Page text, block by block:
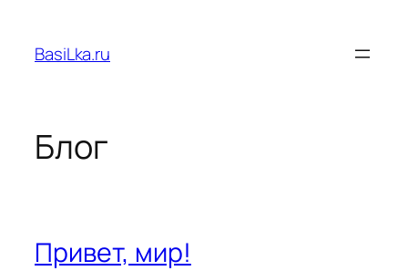
содержимому
BasiLka.ru
Блог
Привет, мир!